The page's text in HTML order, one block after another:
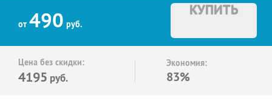
от 490 руб.
КУПИТЬ
Цена без скидки:
4195 руб.
Экономия:
83%